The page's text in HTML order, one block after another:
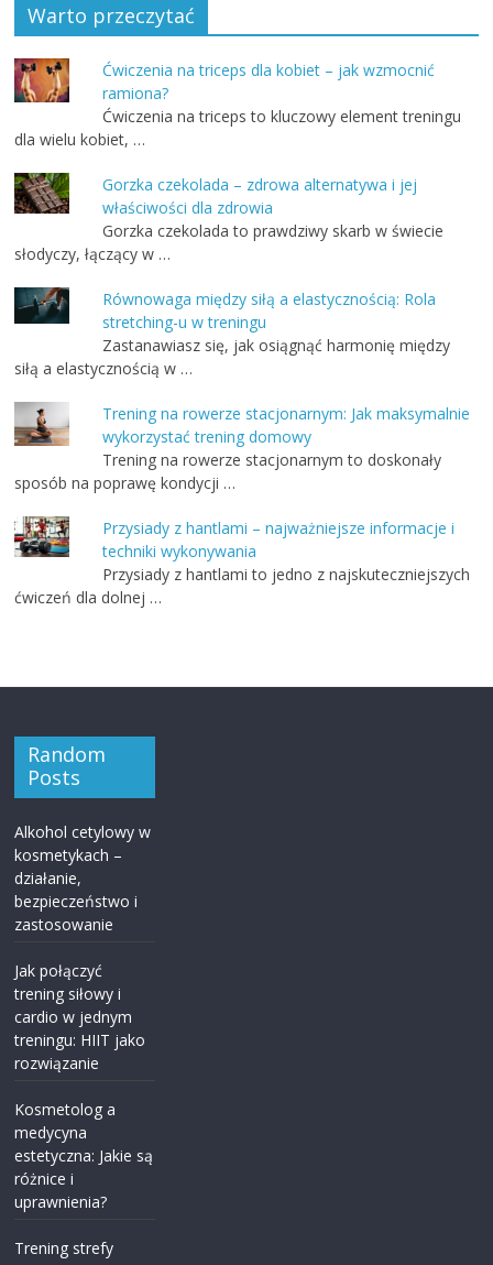
Warto przeczytać
Ćwiczenia na triceps dla kobiet – jak wzmocnić
ramiona?
Ćwiczenia na triceps to kluczowy element treningu
dla wielu kobiet, …
Gorzka czekolada – zdrowa alternatywa i jej
właściwości dla zdrowia
Gorzka czekolada to prawdziwy skarb w świecie
słodyczy, łączący w …
Równowaga między siłą a elastycznością: Rola
stretching-u w treningu
Zastanawiasz się, jak osiągnąć harmonię między
siłą a elastycznością w …
Trening na rowerze stacjonarnym: Jak maksymalnie
wykorzystać trening domowy
Trening na rowerze stacjonarnym to doskonały
sposób na poprawę kondycji …
Przysiady z hantlami – najważniejsze informacje i
techniki wykonywania
Przysiady z hantlami to jedno z najskuteczniejszych
ćwiczeń dla dolnej …
Random
Posts
Alkohol cetylowy w
kosmetykach –
działanie,
bezpieczeństwo i
zastosowanie
Jak połączyć
trening siłowy i
cardio w jednym
treningu: HIIT jako
rozwiązanie
Kosmetolog a
medycyna
estetyczna: Jakie są
różnice i
uprawnienia?
Trening strefy